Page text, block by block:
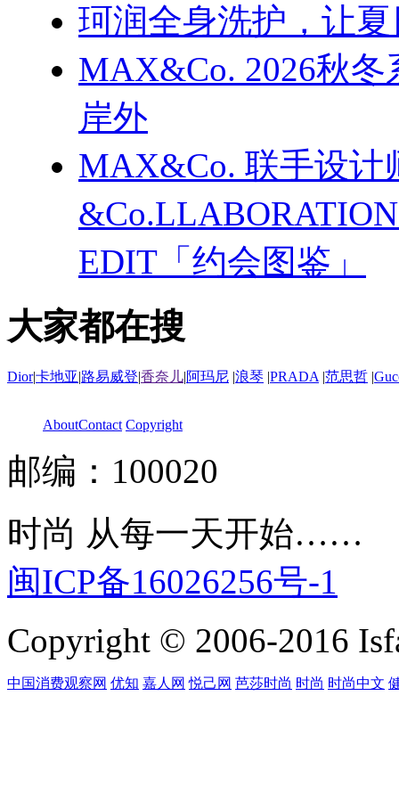
珂润全身洗护，让
MAX&Co. 2026秋
岸外
MAX&Co. 联手设计
EDIT「约会图鉴」
大家都在搜
Dior|卡地亚|路易威登|香奈儿|阿玛尼 |浪琴 |PRADA |范思哲 |
AboutContact Copyright
邮编：100020
时尚 从每一天开始……
闽ICP备16026256号-1
Copyright © 2006-2016
中国消费观察网 优知 嘉人网 悦己网 芭莎时尚 时尚 时尚中文